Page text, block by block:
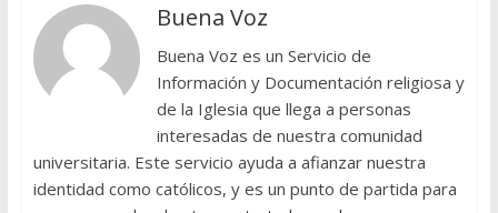
Buena Voz
Buena Voz es un Servicio de
Información y Documentación religiosa y
de la Iglesia que llega a personas
interesadas de nuestra comunidad
universitaria. Este servicio ayuda a afianzar nuestra
identidad como católicos, y es un punto de partida para